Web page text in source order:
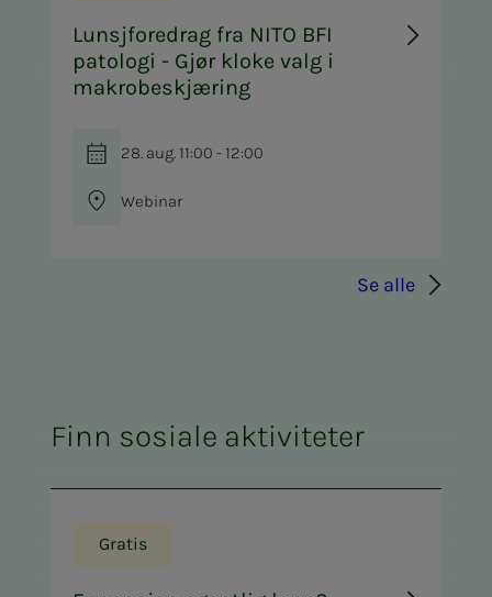
Lunsjforedrag fra NITO BFI
patologi - Gjør kloke valg i
makrobeskjæring
28. aug. 11:00 - 12:00
Webinar
Se alle
Finn sosiale aktiviteter
Gratis